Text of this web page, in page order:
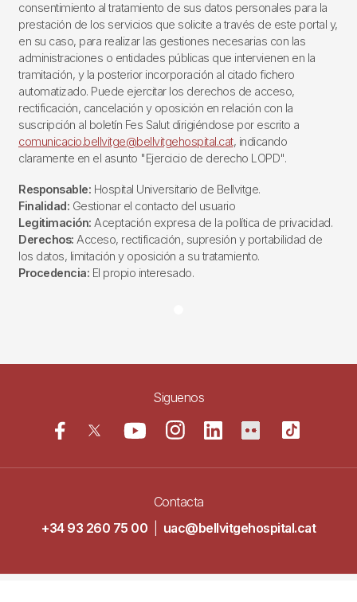
consentimiento al tratamiento de sus datos personales para la
prestación de los servicios que solicite a través de este portal y,
en su caso, para realizar las gestiones necesarias con las
administraciones o entidades públicas que intervienen en la
tramitación, y la posterior incorporación al citado fichero
automatizado. Puede ejercitar los derechos de acceso,
rectificación, cancelación y oposición en relación con la
suscripción al boletín Fes Salut dirigiéndose por escrito a
comunicacio.bellvitge@bellvitgehospital.cat, indicando
claramente en el asunto "Ejercicio de derecho LOPD".
Responsable: Hospital Universitario de Bellvitge.
Finalidad: Gestionar el contacto del usuario
Legitimación: Aceptación expresa de la política de privacidad.
Derechos: Acceso, rectificación, supresión y portabilidad de
los datos, limitación y oposición a su tratamiento.
Procedencia: El propio interesado.
Siguenos
Contacta
+34 93 260 75 00
uac@bellvitgehospital.cat